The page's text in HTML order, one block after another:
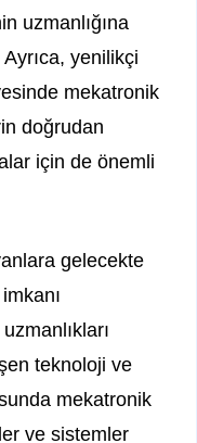
uzmanlığına
yenilikçi
mekatronik
doğrudan
için de önemli
gelecekte
teknoloji ve
mekatronik
ve sistemler